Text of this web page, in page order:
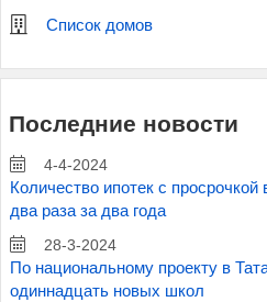
Список домов
Последние новости
4-4-2024
Количество ипотек с
два раза за два года
28-3-2024
По национальному проекту в
одиннадцать новых школ